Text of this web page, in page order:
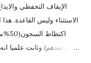
الإيقاف التحفظي
الاستثناء وليس القاعدة.
حكم ضدهم) وثابت علميا